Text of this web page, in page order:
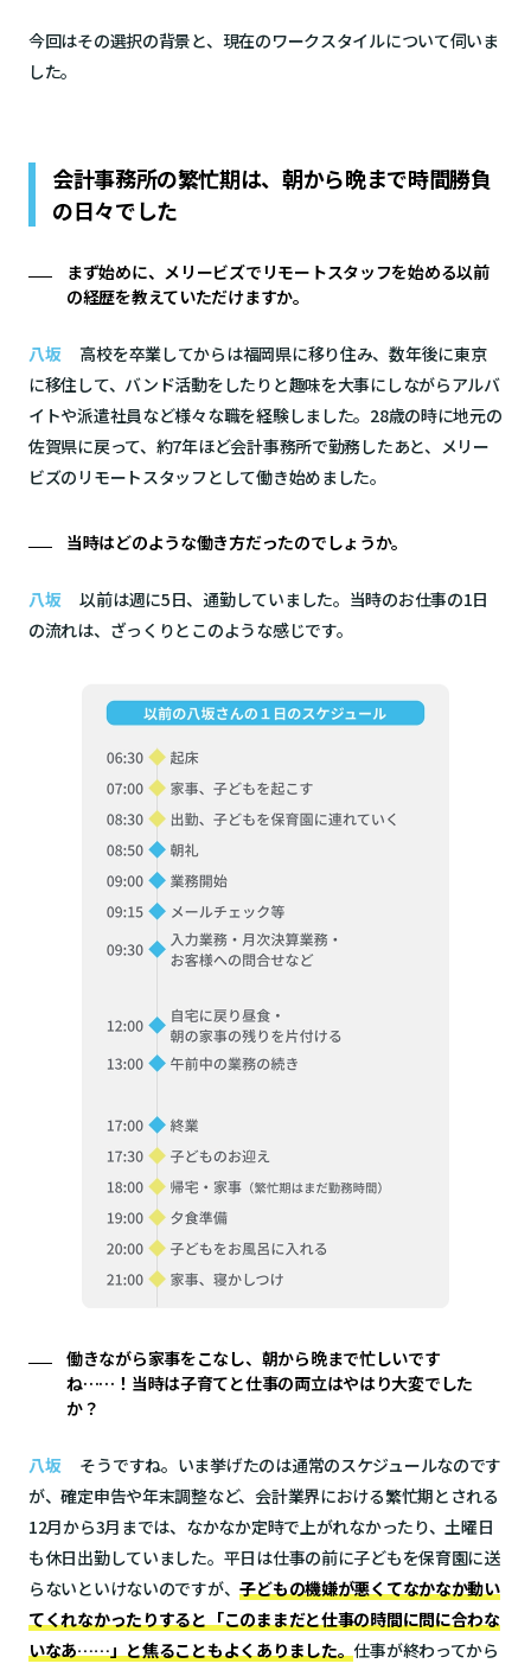
今回はその選択の背景と、現在のワークスタイルについて伺いま
した。
会計事務所の繁忙期は、朝から晩まで時間勝負
の日々でした
まず始めに、メリービズでリモートスタッフを始める以前
の経歴を教えていただけますか。
八坂
高校を卒業してからは福岡県に移り住み、数年後に東京
に移住して、バンド活動をしたりと趣味を大事にしながらアルバ
イトや派遣社員など様々な職を経験しました。28歳の時に地元の
佐賀県に戻って、約7年ほど会計事務所で勤務したあと、メリー
ビズのリモートスタッフとして働き始めました。
当時はどのような働き方だったのでしょうか。
八坂
以前は週に5日、通勤していました。当時のお仕事の1日
の流れは、ざっくりとこのような感じです。
働きながら家事をこなし、朝から晩まで忙しいです
ね……！当時は子育てと仕事の両立はやはり大変でした
か？
八坂
そうですね。いま挙げたのは通常のスケジュールなのです
が、確定申告や年末調整など、会計業界における繁忙期とされる
12月から3月までは、なかなか定時で上がれなかったり、土曜日
も休日出勤していました。平日は仕事の前に子どもを保育園に送
らないといけないのですが、子どもの機嫌が悪くてなかなか動い
てくれなかったりすると「このままだと仕事の時間に問に合わな
いなあ……」と焦ることもよくありました。仕事が終わってから